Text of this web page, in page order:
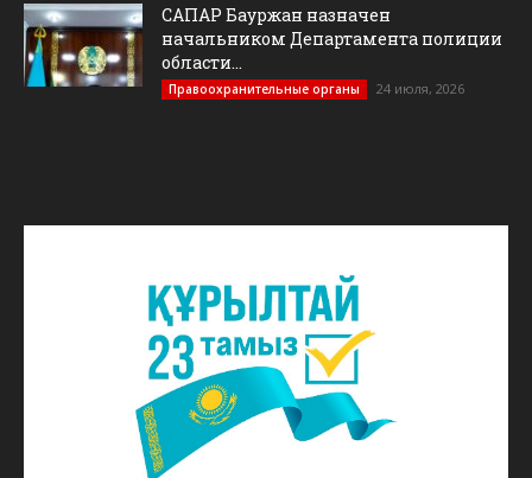
САПАР Бауржан назначен
начальником Департамента полиции
области...
Правоохранительные органы 24 июля, 2026